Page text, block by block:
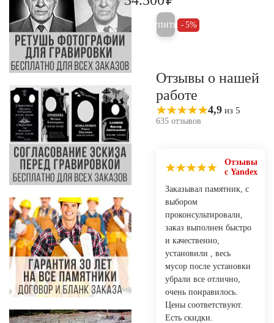
Купить 5%
Отзывы о нашей
работе
4,9 из 5
635 отзывов
Отзывы
с Yandex
Заказывал памятник, с
выбором
проконсультировали,
заказ выполнен быстро
и качественно,
установили , весь
мусор после установки
убрали все отлично,
очень понравилось.
Цены соответствуют.
Есть скидки.